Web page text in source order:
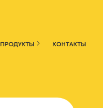
ПРОДУКТЫ КОНТАКТЫ